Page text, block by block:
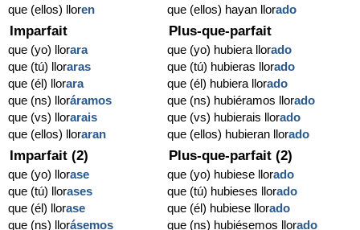
que (ellos) lloren
que (ellos) hayan llorado
Imparfait
que (yo) llorara
que (tú) lloraras
que (él) llorara
que (ns) lloráramos
que (vs) llorarais
que (ellos) lloraran
Plus-que-parfait
que (yo) hubiera llorado
que (tú) hubieras llorado
que (él) hubiera llorado
que (ns) hubiéramos llorado
que (vs) hubierais llorado
que (ellos) hubieran llorado
Imparfait (2)
que (yo) llorase
que (tú) llorases
que (él) llorase
que (ns) llorásemos
Plus-que-parfait (2)
que (yo) hubiese llorado
que (tú) hubieses llorado
que (él) hubiese llorado
que (ns) hubiésemos llorado